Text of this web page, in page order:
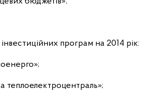
програм на 2014 рік:
теплоелектроцентраль»;